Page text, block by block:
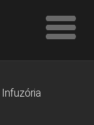
Infuzória